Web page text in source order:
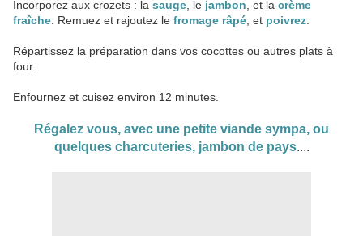
Incorporez aux crozets : la sauge , le jambon , et la crème
fraîche . Remuez et rajoutez le fromage râpé , et poivrez
Répartissez la préparation dans vos cocottes ou autres plats à
four.
Enfournez et cuisez environ 12 minutes.
Régalez vous, avec une petite viande sympa, ou
quelques charcuteries, jambon de pays....